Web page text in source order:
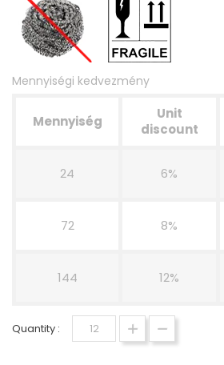
Mennyiségi kedvezmény
Mennyiség
Unit
discount
24 6%
72 8%
144 12%
Quantity :